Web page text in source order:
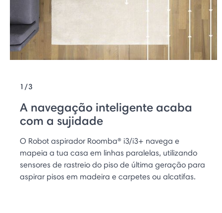
1/3
A navegação inteligente acaba
com a sujidade
O Robot aspirador Roomba® i3/i3+ navega e
mapeia a tua casa em linhas paralelas, utilizando
sensores de rastreio do piso de última geração para
aspirar pisos em madeira e carpetes ou alcatifas.